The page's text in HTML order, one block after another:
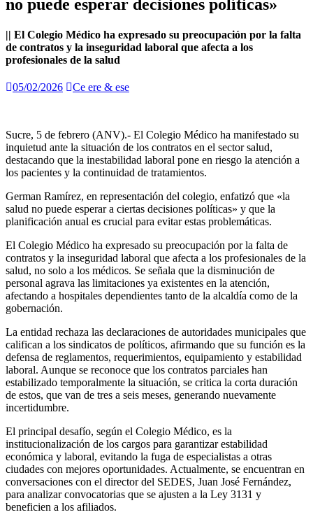
no puede esperar decisiones políticas»
|| El Colegio Médico ha expresado su preocupación por la falta
de contratos y la inseguridad laboral que afecta a los
profesionales de la salud
05/02/2026 Ce ere & ese
Sucre, 5 de febrero (ANV).- El Colegio Médico ha manifestado su
inquietud ante la situación de los contratos en el sector salud,
destacando que la inestabilidad laboral pone en riesgo la atención a
los pacientes y la continuidad de tratamientos.
German Ramírez, en representación del colegio, enfatizó que «la
salud no puede esperar a ciertas decisiones políticas» y que la
planificación anual es crucial para evitar estas problemáticas.
El Colegio Médico ha expresado su preocupación por la falta de
contratos y la inseguridad laboral que afecta a los profesionales de la
salud, no solo a los médicos. Se señala que la disminución de
personal agrava las limitaciones ya existentes en la atención,
afectando a hospitales dependientes tanto de la alcaldía como de la
gobernación.
La entidad rechaza las declaraciones de autoridades municipales que
califican a los sindicatos de políticos, afirmando que su función es la
defensa de reglamentos, requerimientos, equipamiento y estabilidad
laboral. Aunque se reconoce que los contratos parciales han
estabilizado temporalmente la situación, se critica la corta duración
de estos, que van de tres a seis meses, generando nuevamente
incertidumbre.
El principal desafío, según el Colegio Médico, es la
institucionalización de los cargos para garantizar estabilidad
económica y laboral, evitando la fuga de especialistas a otras
ciudades con mejores oportunidades. Actualmente, se encuentran en
conversaciones con el director del SEDES, Juan José Fernández,
para analizar convocatorias que se ajusten a la Ley 3131 y
beneficien a los afiliados.